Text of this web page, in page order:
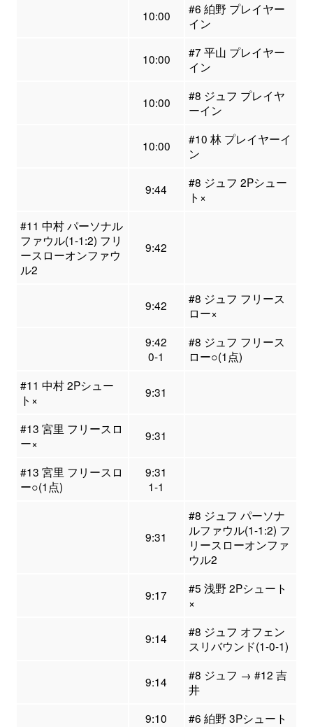
10:00
#6 絈野 プレイヤー
イン
10:00
#7 平山 プレイヤー
イン
10:00
#8 ジュフ プレイヤ
ーイン
10:00
#10 林 プレイヤーイ
ン
9:44
#8 ジュフ 2Pシュー
ト×
#11 中村 パーソナル
ファウル(1-1:2) フリ
ースローオンファウ
ル2
9:42
9:42
#8 ジュフ フリース
ロー×
9:42
0-1
#8 ジュフ フリース
ロー○(1点)
#11 中村 2Pシュー
ト×
9:31
#13 宮里 フリースロ
ー×
9:31
#13 宮里 フリースロ
ー○(1点)
9:31
1-1
9:31
#8 ジュフ パーソナ
ルファウル(1-1:2) フ
リースローオンファ
ウル2
9:17
#5 浅野 2Pシュート
×
9:14
#8 ジュフ オフェン
スリバウンド(1-0-1)
9:14
#8 ジュフ → #12 吉
井
9:10
#6 絈野 3Pシュート